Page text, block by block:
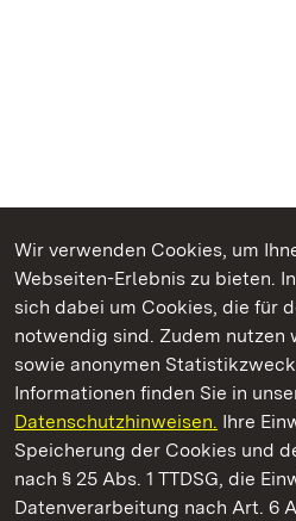
Wir verwenden Cookies, um
Webseiten-Erlebnis zu bieten.
sich dabei um Cookies, die für
notwendig sind. Zudem nutzen
sowie anonymen
Informationen finden Sie in
Datenschutzhinweisen. Ihre
Speicherung der Cookies und
nach § 25 Abs. 1 TTDSG, die
Datenverarbeitung nach Art. 6
Kommen. Staunen. Genießen.
Staatliche Schlösser und Gärten
Staatliche Schlösser und